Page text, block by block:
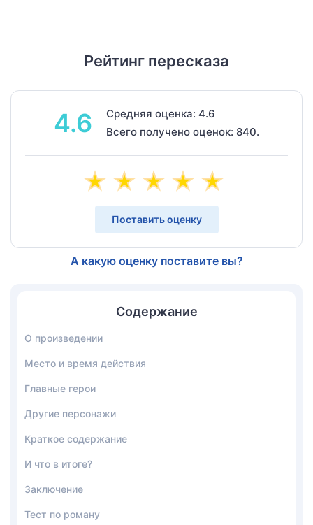
Рейтинг пересказа
4.6
Средняя оценка: 4.6
Всего получено оценок: 840.
Поставить оценку
А какую оценку поставите вы?
Содержание
О произведении
Место и время действия
Главные герои
Другие персонажи
Краткое содержание
И что в итоге?
Заключение
Тест по роману